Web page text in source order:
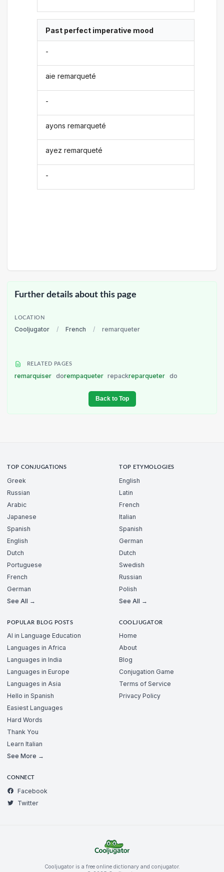
Past perfect imperative mood
-
aie remarqueté
-
ayons remarqueté
ayez remarqueté
-
Further details about this page
LOCATION
Cooljugator / French / remarqueter
RELATED PAGES
remarquiser dorempaqueter repackreparqueter do
Back to Top
TOP CONJUGATIONS
Greek
Russian
Arabic
Japanese
Spanish
English
Dutch
Portuguese
French
German
See All →
TOP ETYMOLOGIES
English
Latin
French
Italian
Spanish
German
Dutch
Swedish
Russian
Polish
See All →
POPULAR BLOG POSTS
AI in Language Education
Languages in Africa
Languages in India
Languages in Europe
Languages in Asia
Hello in Spanish
Easiest Languages
Hard Words
Thank You
Learn Italian
See More →
COOLJUGATOR
Home
About
Blog
Conjugation Game
Terms of Service
Privacy Policy
CONNECT
Facebook
Twitter
Cooljugator is a free online dictionary and conjugator.